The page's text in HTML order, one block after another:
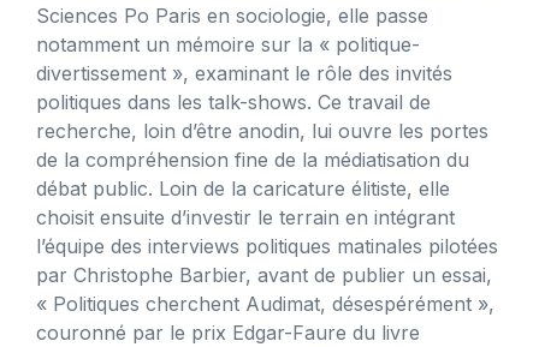
Sciences Po Paris en sociologie, elle passe
notamment un mémoire sur la « politique-
divertissement », examinant le rôle des invités
politiques dans les talk-shows. Ce travail de
recherche, loin d’être anodin, lui ouvre les portes
de la compréhension fine de la médiatisation du
débat public. Loin de la caricature élitiste, elle
choisit ensuite d’investir le terrain en intégrant
l’équipe des interviews politiques matinales pilotées
par Christophe Barbier, avant de publier un essai,
« Politiques cherchent Audimat, désespérément »,
couronné par le prix Edgar-Faure du livre